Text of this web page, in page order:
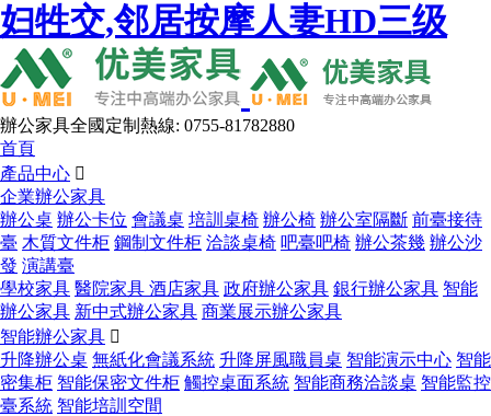
妇牲交,邻居按摩人妻HD三级
辦公家具全國定制熱線: 0755-81782880
首頁
產品中心 
企業辦公家具
辦公桌 辦公卡位 會議桌 培訓桌椅 辦公椅 辦公室隔斷 前臺接待
臺 木質文件柜 鋼制文件柜 洽談桌椅 吧臺吧椅 辦公茶幾 辦公沙
發 演講臺
學校家具 醫院家具 酒店家具 政府辦公家具 銀行辦公家具 智能
辦公家具 新中式辦公家具 商業展示辦公家具
智能辦公家具 
升降辦公桌 無紙化會議系統 升降屏風職員桌 智能演示中心 智能
密集柜 智能保密文件柜 觸控桌面系統 智能商務洽談桌 智能監控
臺系統 智能培訓空間